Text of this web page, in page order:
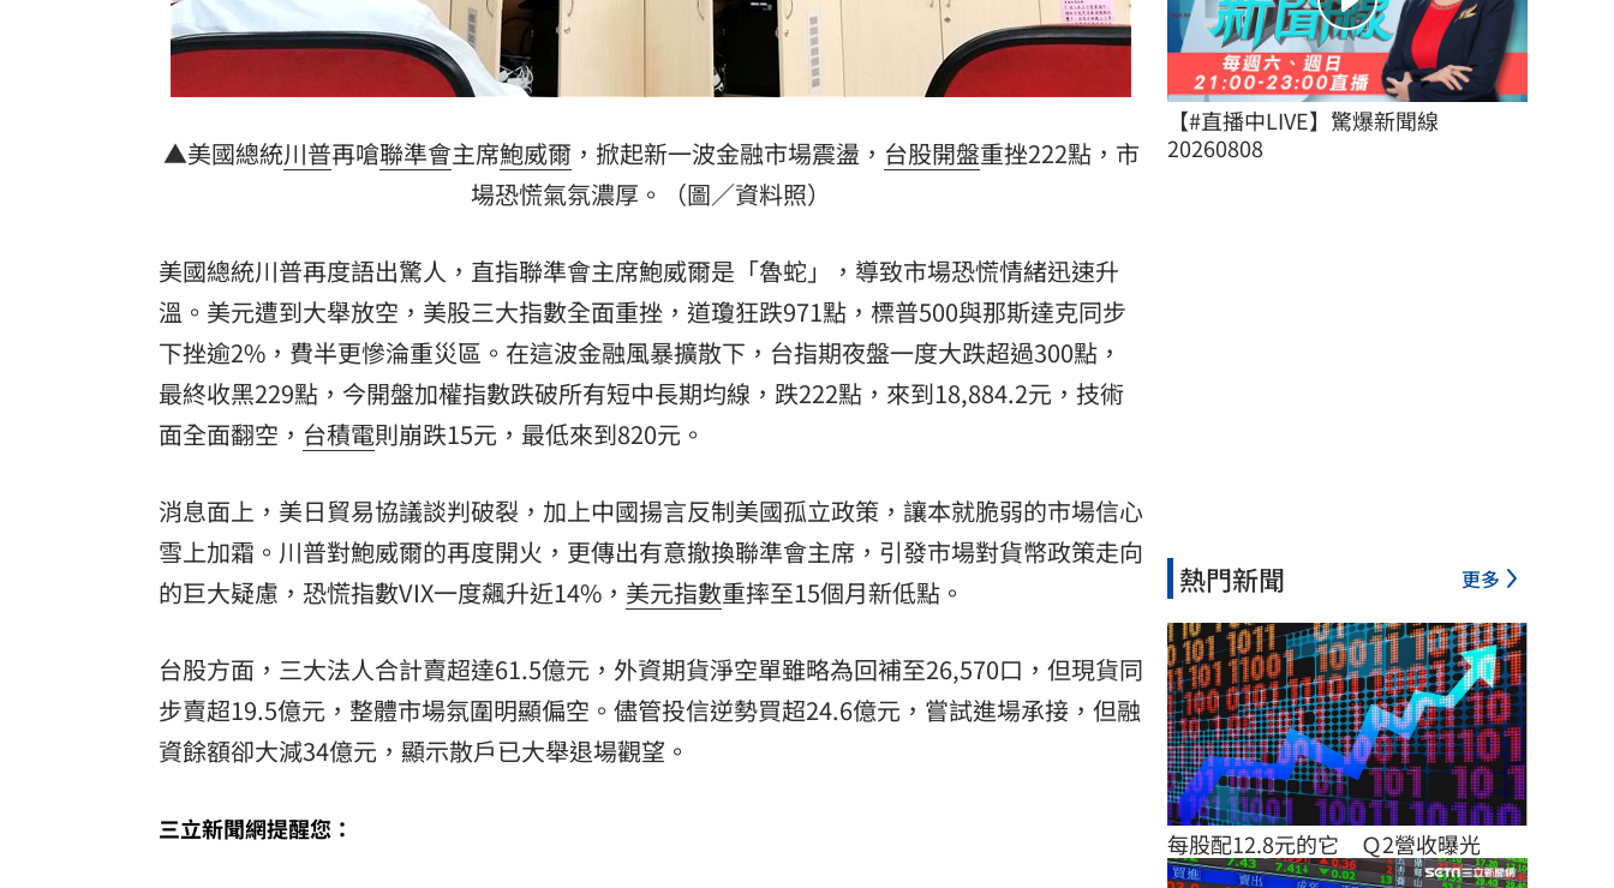
三立iNEWS新聞台線上直播 18:00
商場戰國來臨 台中「頂奢大道」逐漸成形
台彩父親節推新刮刮樂千萬頭獎超「爸」氣 12:00
「拍片人的多重宇宙」職涯論壇9/12登場！ 10:30
理想混蛋號召粉絲跨海追星吃美食！ 18:15
▲美國總統川普再嗆聯準會主席鮑威爾 ，掀起新一波金融市場震盪， 台股開盤重挫222點，市
場恐慌氣氛濃厚。（圖／資料照）
美國總統川普再度語出驚人，直指聯準會主席鮑威爾是「魯蛇」，導致市場恐慌情緒迅速升
溫。美元遭到大舉放空，美股三大指數全面重挫，道瓊狂跌971點，標普500與那斯達克同步
下挫逾2%，費半更慘淪重災區。在這波金融風暴擴散下，台指期夜盤一度大跌超過300點，
最終收黑229點，今開盤加權指數跌破所有短中長期均線，跌222點，來到18,884.2元，技術
面全面翻空， 台積電則崩跌15元，最低來到820元。
消息面上，美日貿易協議談判破裂，加上中國揚言反制美國孤立政策，讓本就脆弱的市場信心
雪上加霜。川普對鮑威爾的再度開火，更傳出有意撤換聯準會主席，引發市場對貨幣政策走向
的巨大疑慮，恐慌指數VIX一度飆升近14%， 美元指數重摔至15個月新低點。
台股方面，三大法人合計賣超達61.5億元，外資期貨淨空單雖略為回補至26,570口，但現貨同
步賣超19.5億元，整體市場氛圍明顯偏空。儘管投信逆勢買超24.6億元，嘗試進場承接，但融
資餘額卻大減34億元，顯示散戶已大舉退場觀望。
三立新聞網提醒您：
【#直播中LIVE】驚爆新聞線
20260808
熱門新聞 更多
每股配12.8元的它　Ｑ2營收曝光